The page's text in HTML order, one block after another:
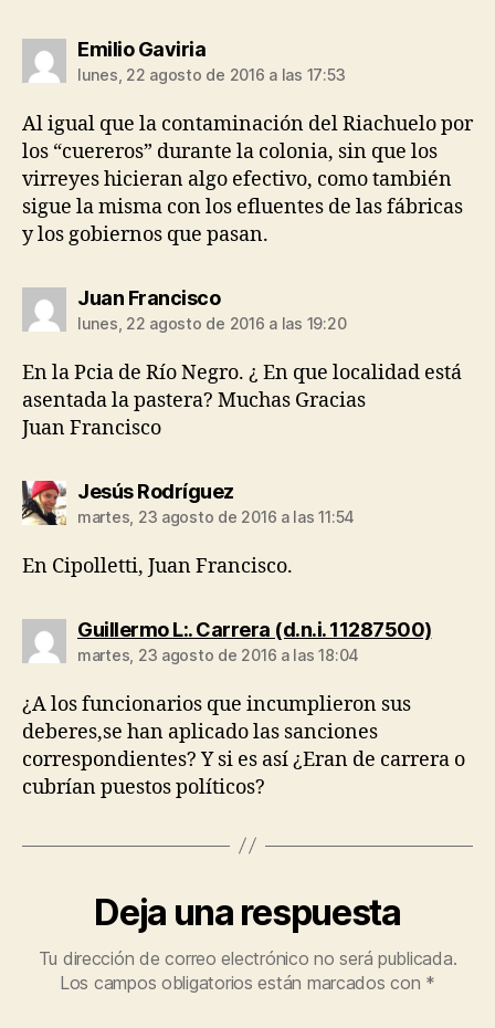
Emilio Gaviriadice:
lunes, 22 agosto de 2016 a las 17:53
Al igual que la contaminación del Riachuelo por
los “cuereros” durante la colonia, sin que los
virreyes hicieran algo efectivo, como también
sigue la misma con los efluentes de las fábricas
y los gobiernos que pasan.
Juan Franciscodice:
lunes, 22 agosto de 2016 a las 19:20
En la Pcia de Río Negro. ¿ En que localidad está
asentada la pastera? Muchas Gracias
Juan Francisco
Jesús Rodríguezdice:
martes, 23 agosto de 2016 a las 11:54
En Cipolletti, Juan Francisco.
Guillermo L:. Carrera (d.n.i. 11287500)dice:
martes, 23 agosto de 2016 a las 18:04
¿A los funcionarios que incumplieron sus
deberes,se han aplicado las sanciones
correspondientes? Y si es así ¿Eran de carrera o
cubrían puestos políticos?
Deja una respuesta
Tu dirección de correo electrónico no será publicada.
Los campos obligatorios están marcados con *